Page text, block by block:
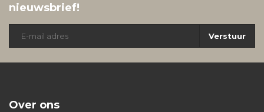
nieuwsbrief!
Verstuur
Over ons